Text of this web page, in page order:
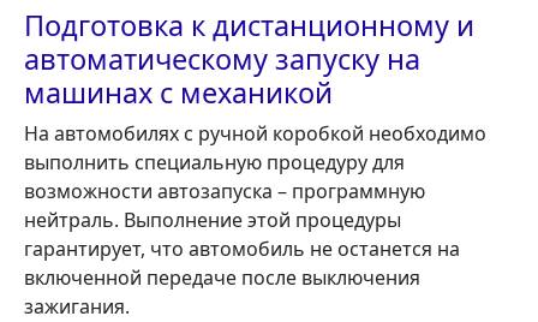
Подготовка к дистанционному и
автоматическому запуску на
машинах с механикой
На автомобилях с ручной коробкой необходимо
выполнить специальную процедуру для
возможности автозапуска – программную
нейтраль. Выполнение этой процедуры
гарантирует, что автомобиль не останется на
включенной передаче после выключения
зажигания.